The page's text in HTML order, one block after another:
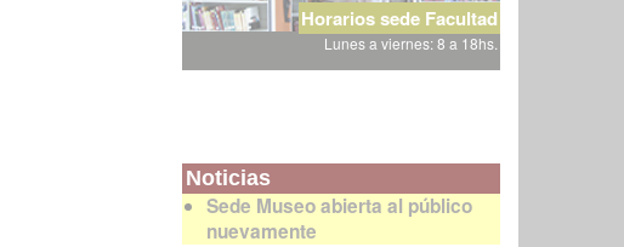
Horarios sede Facultad
Lunes a viernes: 8 a 18hs.
Noticias
Sede Museo abierta al público
nuevamente